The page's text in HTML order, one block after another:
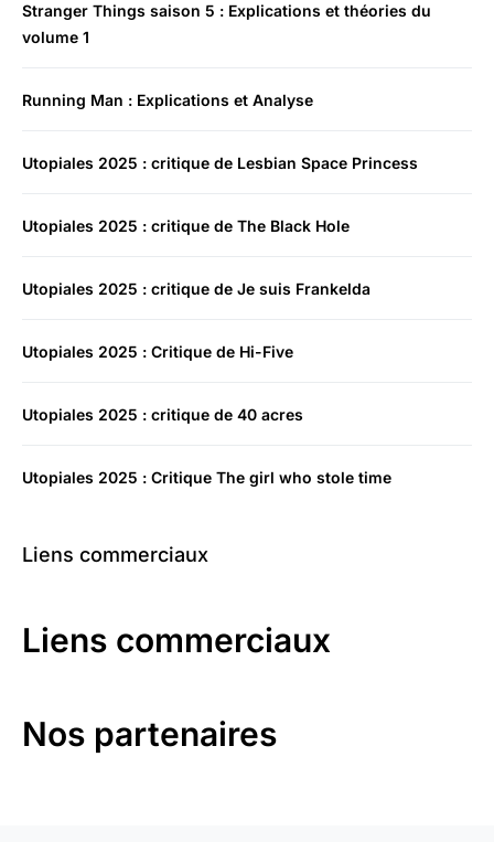
Stranger Things saison 5 : Explications et théories du
volume 1
Running Man : Explications et Analyse
Utopiales 2025 : critique de Lesbian Space Princess
Utopiales 2025 : critique de The Black Hole
Utopiales 2025 : critique de Je suis Frankelda
Utopiales 2025 : Critique de Hi-Five
Utopiales 2025 : critique de 40 acres
Utopiales 2025 : Critique The girl who stole time
Liens commerciaux
Liens commerciaux
Nos partenaires